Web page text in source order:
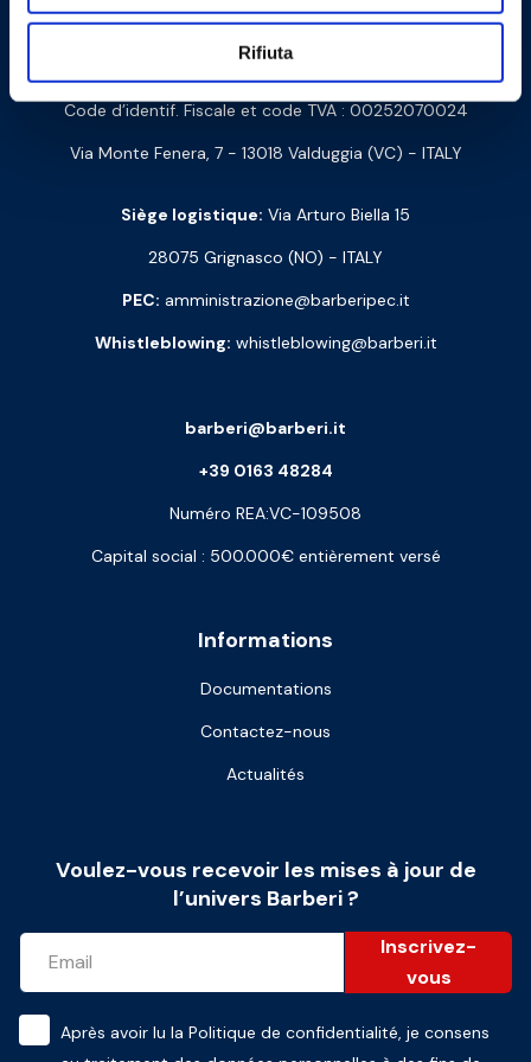
Rifiuta
Contactez-nous
Code d’identif. Fiscale et code TVA : 00252070024
Via Monte Fenera, 7 - 13018 Valduggia (VC) - ITALY
Siège logistique: Via Arturo Biella 15
28075 Grignasco (NO) - ITALY
PEC: amministrazione@barberipec.it
Whistleblowing: whistleblowing@barberi.it
Informations
Documentations
Contactez-nous
Actualités
barberi@barberi.it
+39 0163 48284
Numéro REA:VC-109508
Capital social : 500.000€ entièrement versé
Voulez-vous recevoir les mises à jour de
l’univers Barberi ?
Inscrivez-
vous
Après avoir lu la Politique de confidentialité, je consens